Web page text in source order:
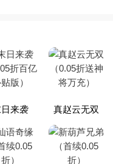
来袭
折百亿
贴版）
真赵云无双
（0.05折送神
将万充）